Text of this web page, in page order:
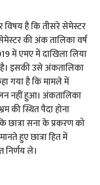
विषय है कि तीसरे सेमेस्टर
की अंक तालिका वर्ष
में एमए में दाखिला लिया
इसकी उसे अंकतालिका
गया है कि मामले में
नहीं हुआ। अंकतालिका
की स्थित पैदा होना
छात्रा सना के प्रकरण को
हुए छात्रा हित में
निर्णय ले।